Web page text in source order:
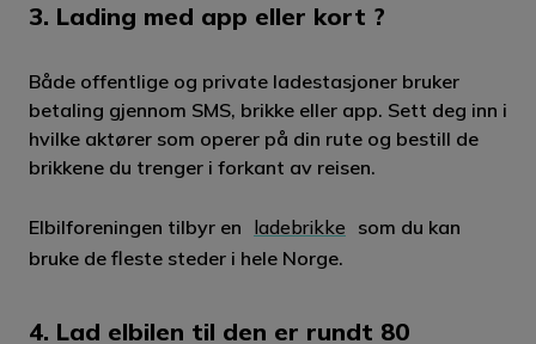
3. Lading med app eller kort ?
Både offentlige og private ladestasjoner bruker
betaling gjennom SMS, brikke eller app. Sett deg inn i
hvilke aktører som operer på din rute og bestill de
brikkene du trenger i forkant av reisen.
Elbilforeningen tilbyr en ladebrikke som du kan
bruke de fleste steder i hele Norge.
4. Lad elbilen til den er rundt 80